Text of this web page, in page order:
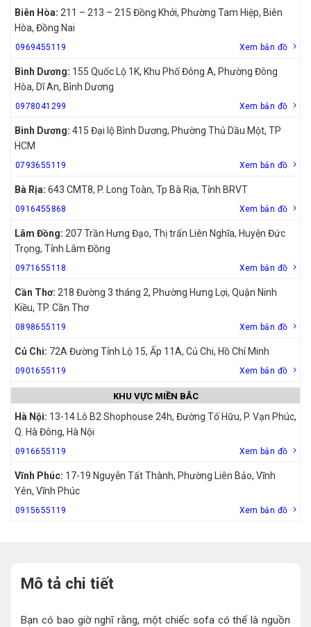
Biên Hòa: 211 – 213 – 215 Đồng Khởi, Phường Tam Hiệp, Biên
Hòa, Đồng Nai
0969455119 Xem bản đồ
Bình Dương: 155 Quốc Lộ 1K, Khu Phố Đông A, Phường Đông
Hòa, Dĩ An, Bình Dương
0978041299 Xem bản đồ
Bình Dương: 415 Đại lộ Bình Dương, Phường Thủ Dầu Một, TP
HCM
0793655119 Xem bản đồ
Bà Rịa: 643 CMT8, P. Long Toàn, Tp Bà Rịa, Tỉnh BRVT
0916455868 Xem bản đồ
Lâm Đồng: 207 Trần Hưng Đạo, Thị trấn Liên Nghĩa, Huyện Đức
Trọng, Tỉnh Lâm Đồng
0971655118 Xem bản đồ
Cần Thơ: 218 Đường 3 tháng 2, Phường Hưng Lợi, Quận Ninh
Kiều, TP. Cần Thơ
0898655119 Xem bản đồ
Củ Chi: 72A Đường Tỉnh Lộ 15, Ấp 11A, Củ Chi, Hồ Chí Minh
0901655119 Xem bản đồ
KHU VỰC MIỀN BẮC
Hà Nội: 13-14 Lô B2 Shophouse 24h, Đường Tố Hữu, P. Vạn Phúc,
Q. Hà Đông, Hà Nội
0916655119 Xem bản đồ
Vĩnh Phúc: 17-19 Nguyễn Tất Thành, Phường Liên Bảo, Vĩnh
Yên, Vĩnh Phúc
0915655119 Xem bản đồ
Mô tả chi tiết
Bạn có bao giờ nghĩ rằng, một chiếc sofa có thể là nguồn